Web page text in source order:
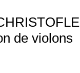
de violons